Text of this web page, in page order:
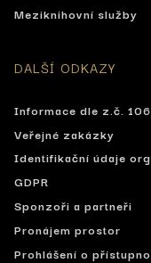
Meziknihovní služby
DALŠÍ ODKAZY
Informace dle z.č.
Veřejné zakázky
Identifikační údaje
GDPR
Sponzoři a partneři
Pronájem prostor
Prohlášení o